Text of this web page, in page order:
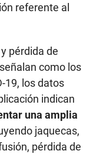
referente al
pérdida de
como los
19, los datos
indican
una amplia
jaquecas,
pérdida de